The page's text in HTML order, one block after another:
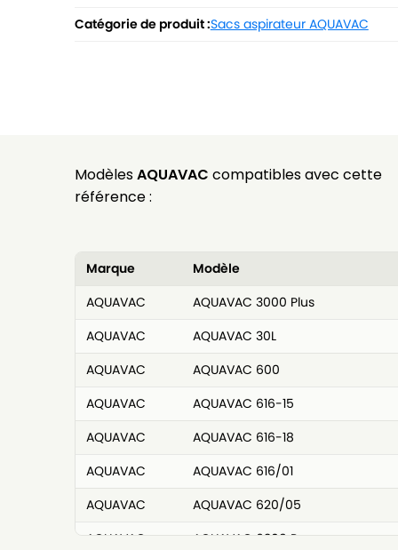
Catégorie de produit :Sacs aspirateur AQUAVAC
ModèlesAQUAVAC compatibles avec cette
référence :
Marque
Modèle
AQUAVAC
AQUAVAC 3000 Plus
AQUAVAC
AQUAVAC 30L
AQUAVAC
AQUAVAC 600
AQUAVAC
AQUAVAC 616-15
AQUAVAC
AQUAVAC 616-18
AQUAVAC
AQUAVAC 616/01
AQUAVAC
AQUAVAC 620/05
AQUAVAC
AQUAVAC 6309 P